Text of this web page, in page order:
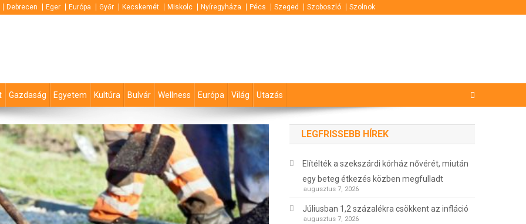
Debrecen Eger Európa Győr Kecskemét Miskolc Nyíregyháza Pécs Szeged Szoboszló Szolnok
Gazdaság Egyetem Kultúra Bulvár Wellness Európa Világ Utazás
LEGFRISSEBB HÍREK
Elítélték a szekszárdi kórház nővérét, miután
egy beteg étkezés közben megfulladt
augusztus 7, 2026
Júliusban 1,2 százalékra csökkent az infláció
augusztus 7, 2026